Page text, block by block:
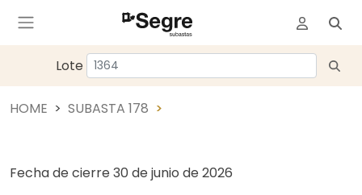
Lote
HOME SUBASTA 178
Fecha de cierre 30 de junio de 2026